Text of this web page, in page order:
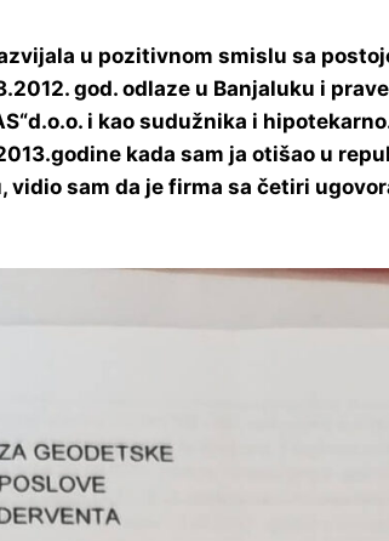
u pozitivnom smislu sa
god. odlaze u Banjaluku i
i kao sudužnika i
kada sam ja otišao u
sam da je firma sa četiri